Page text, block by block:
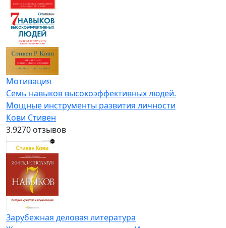
Мотивация
Семь навыков высокоэффективных людей.
Мощные инструменты развития личности
Кови Стивен
3.9270 отзывов
Зарубежная деловая литература